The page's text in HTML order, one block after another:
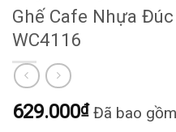
Ghế Cafe Nhựa
WC4116
629.000₫ Đã bao